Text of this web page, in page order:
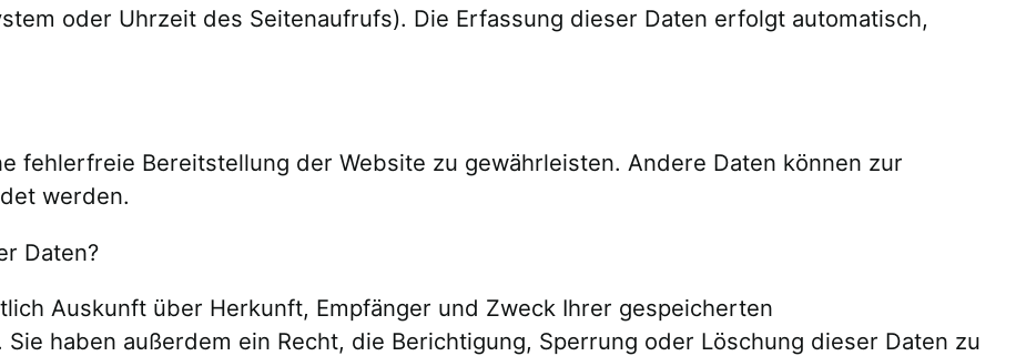
oder Uhrzeit des Seitenaufrufs). Die Erfassung dieser Daten erfolgt automatisch,
fehlerfreie Bereitstellung der Website zu gewährleisten. Andere Daten können zur
werden.
Daten?
Auskunft über Herkunft, Empfänger und Zweck Ihrer gespeicherten
haben außerdem ein Recht, die Berichtigung, Sperrung oder Löschung dieser Daten zu